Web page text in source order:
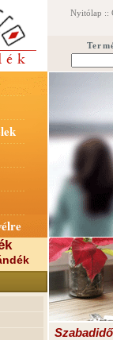
Nyitólap ::